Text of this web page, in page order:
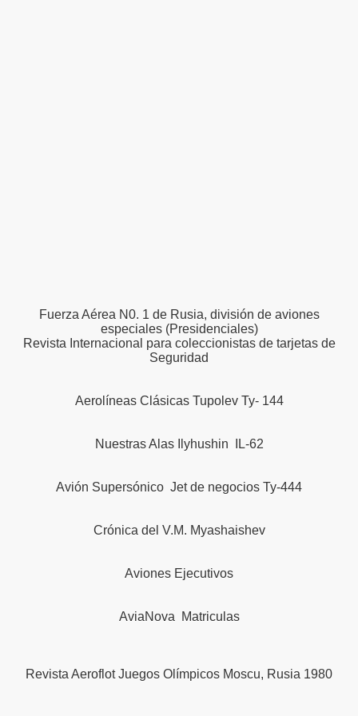
Fuerza Aérea N0. 1 de Rusia, división de aviones
especiales (Presidenciales)
Revista Internacional para coleccionistas de tarjetas de
Seguridad
Aerolíneas Clásicas Tupolev Ty- 144
Nuestras Alas Ilyhushin IL-62
Avión Supersónico Jet de negocios Ty-444
Crónica del V.M. Myashaishev
Aviones Ejecutivos
AviaNova Matriculas
Revista Aeroflot Juegos Olímpicos Moscu, Rusia 1980